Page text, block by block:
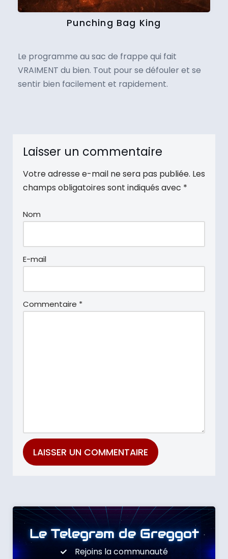
Punching Bag King
Le programme au sac de frappe qui fait
VRAIMENT du bien. Tout pour se défouler et se
sentir bien facilement et rapidement.
Laisser un commentaire
Votre adresse e-mail ne sera pas publiée. Les
champs obligatoires sont indiqués avec *
Nom
E-mail
Commentaire *
Le Telegram de Greggot
Rejoins la communauté